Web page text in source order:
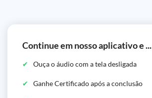
Continue em nosso aplicativo e ...
Ouça o áudio com a tela desligada
Ganhe Certificado após a conclusão